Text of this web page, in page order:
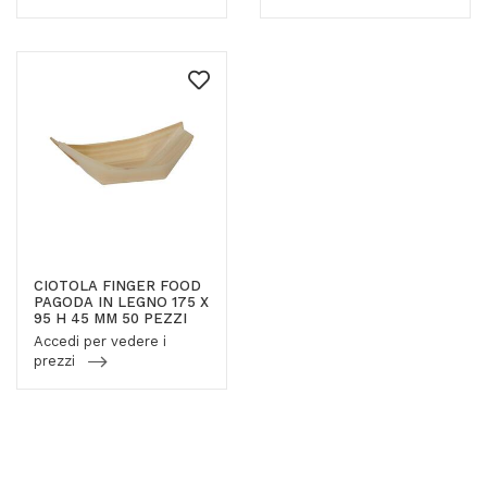
CIOTOLA FINGER FOOD
PAGODA IN LEGNO 175 X
95 H 45 MM 50 PEZZI
Accedi per vedere i
prezzi